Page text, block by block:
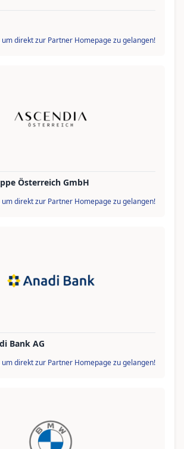
um direkt zur Partner Homepage zu gelangen!
Österreich GmbH
um direkt zur Partner Homepage zu gelangen!
Bank AG
um direkt zur Partner Homepage zu gelangen!